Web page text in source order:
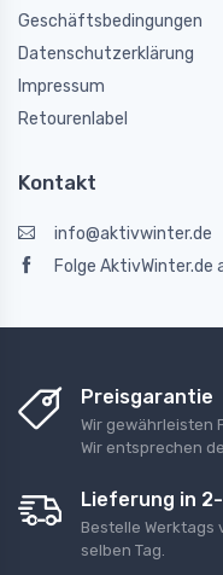
Geschäftsbedingungen
Datenschutzerklärung
Impressum
Retourenlabel
Kontakt
info@aktivwinter.de
Folge AktivWinter.de
Preisgarantie
Wir gewährleisten
Wir entsprechen
Lieferung in
Bestelle Werktags
selben Tag.